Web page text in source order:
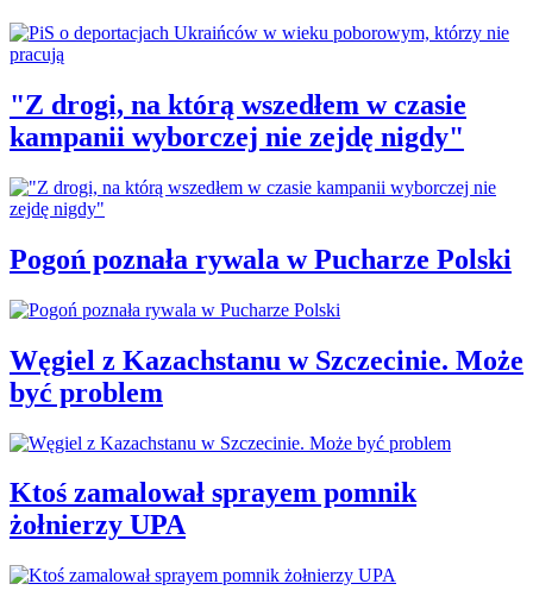
"Z drogi, na którą wszedłem w czasie
kampanii wyborczej nie zejdę nigdy"
Pogoń poznała rywala w Pucharze Polski
Węgiel z Kazachstanu w Szczecinie. Może
być problem
Ktoś zamalował sprayem pomnik
żołnierzy UPA